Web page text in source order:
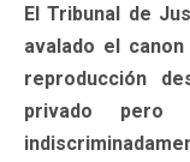
El Tribunal de
avalado el
reproducción
privado pero